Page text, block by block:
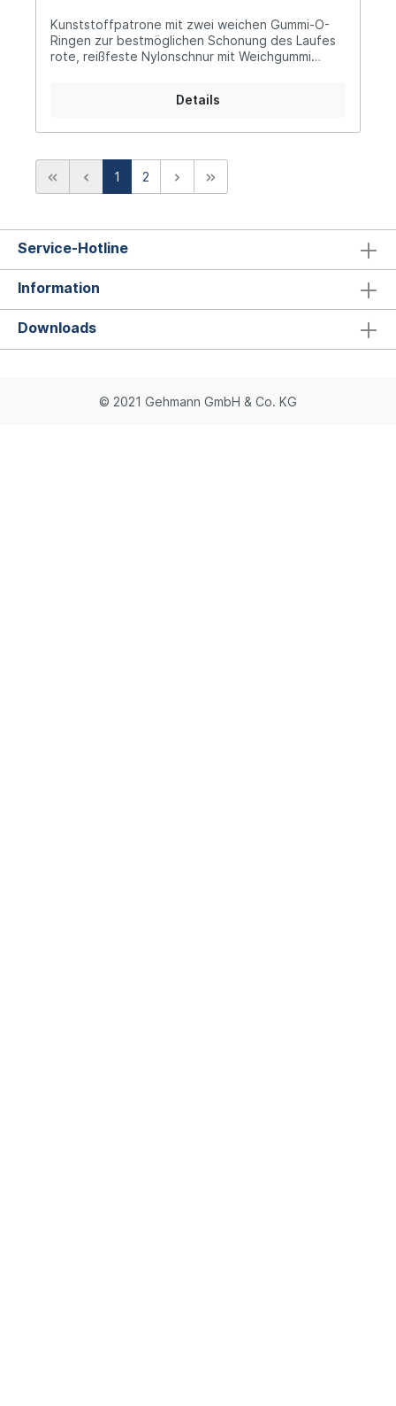
Kunststoffpatrone mit zwei weichen Gummi-O-
Ringen zur bestmöglichen Schonung des Laufes
rote, reißfeste Nylonschnur mit Weichgummi
weiche, signalrote Gummi-Tauchkappe für
Details
1 2
Service-Hotline
Information
Downloads
© 2021 Gehmann GmbH & Co. KG